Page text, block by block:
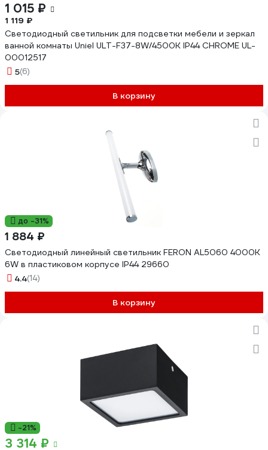
1 015 ₽
1 119 ₽
Светодиодный светильник для подсветки мебели и зеркал
ванной комнаты Uniel ULT-F37-8W/4500K IP44 CHROME UL-
00012517
5(6)
В корзину
до -31%
1 884 ₽
Светодиодный линейный светильник FERON AL5060 4000K
6W в пластиковом корпусе IP44 29660
4.4(14)
В корзину
-21%
3 314 ₽